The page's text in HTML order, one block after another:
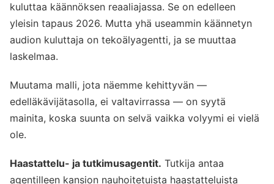
kuluttaa käännöksen reaaliajassa. Se on edelleen
yleisin tapaus 2026. Mutta yhä useammin käännetyn
audion kuluttaja on tekoälyagentti, ja se muuttaa
laskelmaa.
Muutama malli, jota näemme kehittyvän —
edelläkävijätasolla, ei valtavirrassa — on syytä
mainita, koska suunta on selvä vaikka volyymi ei vielä
ole.
Haastattelu- ja tutkimusagentit. Tutkija antaa
agentilleen kansion nauhoitetuista haastatteluista